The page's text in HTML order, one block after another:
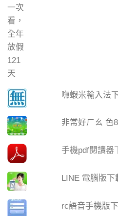
嘸蝦米輸入法
非常好ㄏㄠ 色
手機pdf閱讀器
LINE 電腦版下
rc語音手機版